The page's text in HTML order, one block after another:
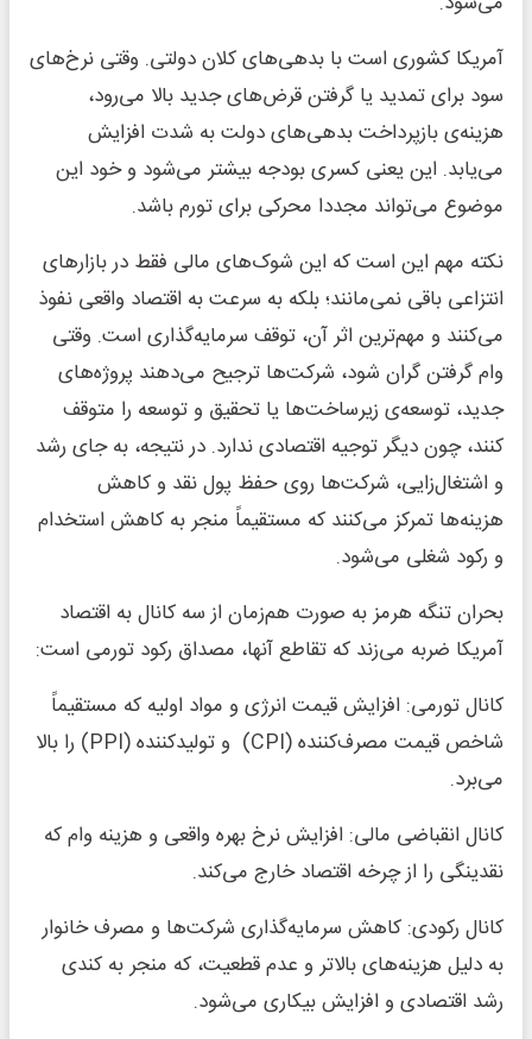
آمریکا کشوری است با بدهی‌های کلان دولتی. وقتی نرخ‌های
سود برای تمدید یا گرفتن قرض‌های جدید بالا می‌رود،
هزینه‌ی بازپرداخت بدهی‌های دولت به شدت افزایش
می‌یابد. این یعنی کسری بودجه بیشتر می‌شود و خود این
موضوع می‌تواند مجددا محرکی برای تورم باشد.
نکته مهم این است که این شوک‌های مالی فقط در بازارهای
انتزاعی باقی نمی‌مانند؛ بلکه به سرعت به اقتصاد واقعی نفوذ
می‌کنند و مهم‌ترین اثر آن، توقف سرمایه‌گذاری است. وقتی
وام گرفتن گران شود، شرکت‌ها ترجیح می‌دهند پروژه‌های
جدید، توسعه‌ی زیرساخت‌ها یا تحقیق و توسعه را متوقف
کنند، چون دیگر توجیه اقتصادی ندارد. در نتیجه، به جای رشد
و اشتغال‌زایی، شرکت‌ها روی حفظ پول نقد و کاهش
هزینه‌ها تمرکز می‌کنند که مستقیماً منجر به کاهش استخدام
و رکود شغلی می‌شود.
بحران تنگه هرمز به صورت هم‌زمان از سه کانال به اقتصاد
آمریکا ضربه می‌زند که تقاطع آنها، مصداق رکود تورمی است:
کانال تورمی: افزایش قیمت انرژی و مواد اولیه که مستقیماً
شاخص قیمت مصرف‌کننده (CPI) و تولیدکننده (PPI) را بالا
می‌برد.
کانال انقباضی مالی: افزایش نرخ بهره واقعی و هزینه وام که
نقدینگی را از چرخه اقتصاد خارج می‌کند.
کانال رکودی: کاهش سرمایه‌گذاری شرکت‌ها و مصرف خانوار
به دلیل هزینه‌های بالاتر و عدم قطعیت، که منجر به کندی
رشد اقتصادی و افزایش بیکاری می‌شود.